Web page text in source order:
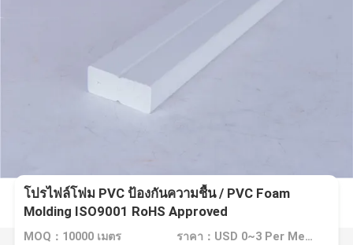
โปรไฟล์โฟม PVC ป้องกันความชื้น / PVC Foam
Molding ISO9001 RoHS Approved
MOQ：10000 เมตร ราคา：USD 0~3 Per Meter